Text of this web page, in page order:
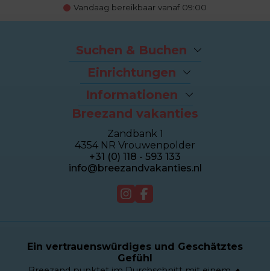
Vandaag bereikbaar vanaf 09:00
Suchen & Buchen
Angebote
Last-Minutes
Ferienhäuser
Ferienwohnungen
Sealofts
Gruppenhäuser
Duinhotel
Einrichtungen
Der Strand
Fahrradverleih
Brasserie Dune
Breezand Gym
Massage en Beauty
Tennisplatz
Informationen
Kontakt und Adresse
Eigentümer Dashboard
Über Breezand
Giftcard
Jobs by Breezand
Webcam
Breezand vakanties
Zandbank 1
4354 NR Vrouwenpolder
+31 (0) 118 - 593 133
info@breezandvakanties.nl
Ein vertrauenswürdiges und Geschätztes
Gefühl